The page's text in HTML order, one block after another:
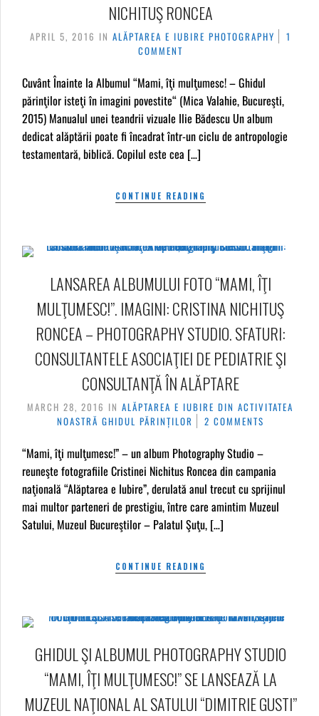
NICHITUŞ RONCEA
APRIL 5, 2016 IN ALĂPTAREA E IUBIRE PHOTOGRAPHY
1
COMMENT
Cuvânt Înainte la Albumul “Mami, îţi mulţumesc! – Ghidul
părinţilor isteţi în imagini povestite“ (Mica Valahie, Bucureşti,
2015) Manualul unei teandrii vizuale Ilie Bădescu Un album
dedicat alăptării poate fi încadrat într-un ciclu de antropologie
testamentară, biblică. Copilul este cea […]
CONTINUE READING
LANSAREA ALBUMULUI FOTO “MAMI, ÎŢI
MULŢUMESC!”. IMAGINI: CRISTINA NICHITUŞ
RONCEA – PHOTOGRAPHY STUDIO. SFATURI:
CONSULTANTELE ASOCIAŢIEI DE PEDIATRIE ŞI
CONSULTANŢĂ ÎN ALĂPTARE
MARCH 28, 2016 IN ALĂPTAREA E IUBIRE DIN ACTIVITATEA
NOASTRĂ GHIDUL PĂRINȚILOR 2 COMMENTS
“Mami, îţi mulţumesc!” – un album Photography Studio –
reuneşte fotografiile Cristinei Nichitus Roncea din campania
naţională “Alăptarea e Iubire”, derulată anul trecut cu sprijinul
mai multor parteneri de prestigiu, între care amintim Muzeul
Satului, Muzeul Bucureştilor – Palatul Şuţu, […]
CONTINUE READING
GHIDUL ŞI ALBUMUL PHOTOGRAPHY STUDIO
“MAMI, ÎŢI MULŢUMESC!” SE LANSEAZĂ LA
MUZEUL NAŢIONAL AL SATULUI “DIMITRIE GUSTI”